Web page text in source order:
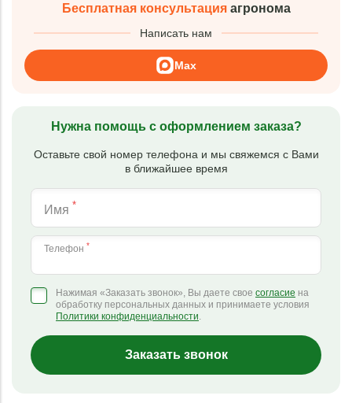
Бесплатная консультацияагронома
Написать нам
Max
Нужна помощь с оформлением заказа?
Оставьте свой номер телефона и мы свяжемся с Вами
в ближайшее время
Имя *
Телефон *
Нажимая «Заказать звонок», Вы даете свое согласие на
обработку персональных данных и принимаете условия
Политики конфиденциальности.
Заказать звонок